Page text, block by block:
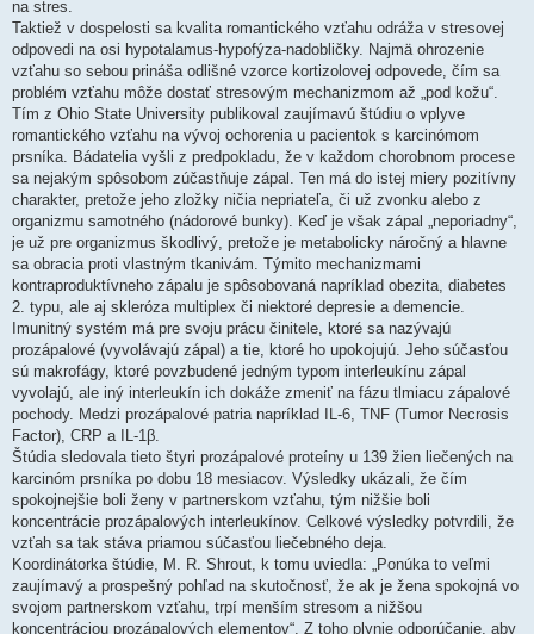
na stres.
​Taktiež v dospelosti sa kvalita romantického vzťahu odráža v stresovej
odpovedi na osi hypotalamus-hypofýza-nadobličky. Najmä ohrozenie
vzťahu so sebou prináša odlišné vzorce kortizolovej odpovede, čím sa
problém vzťahu môže dostať stresovým mechanizmom až „pod kožu“.
​Tím z Ohio State University publikoval zaujímavú štúdiu o vplyve
romantického vzťahu na vývoj ochorenia u pacientok s karcinómom
prsníka. Bádatelia vyšli z predpokladu, že v každom chorobnom procese
sa nejakým spôsobom zúčastňuje zápal. Ten má do istej miery pozitívny
charakter, pretože jeho zložky ničia nepriateľa, či už zvonku alebo z
organizmu samotného (nádorové bunky). Keď je však zápal „neporiadny“,
je už pre organizmus škodlivý, pretože je metabolicky náročný a hlavne
sa obracia proti vlastným tkanivám. Týmito mechanizmami
kontraproduktívneho zápalu je spôsobovaná napríklad obezita, diabetes
2. typu, ale aj skleróza multiplex či niektoré depresie a demencie.
​Imunitný systém má pre svoju prácu činitele, ktoré sa nazývajú
prozápalové (vyvolávajú zápal) a tie, ktoré ho upokojujú. Jeho súčasťou
sú makrofágy, ktoré povzbudené jedným typom interleukínu zápal
vyvolajú, ale iný interleukín ich dokáže zmeniť na fázu tlmiacu zápalové
pochody. Medzi prozápalové patria napríklad IL-6, TNF (Tumor Necrosis
Factor), CRP a IL-1β.
​Štúdia sledovala tieto štyri prozápalové proteíny u 139 žien liečených na
karcinóm prsníka po dobu 18 mesiacov. Výsledky ukázali, že čím
spokojnejšie boli ženy v partnerskom vzťahu, tým nižšie boli
koncentrácie prozápalových interleukínov. Celkové výsledky potvrdili, že
vzťah sa tak stáva priamou súčasťou liečebného deja.
​Koordinátorka štúdie, M. R. Shrout, k tomu uviedla: „Ponúka to veľmi
zaujímavý a prospešný pohľad na skutočnosť, že ak je žena spokojná vo
svojom partnerskom vzťahu, trpí menším stresom a nižšou
koncentráciou prozápalových elementov“. Z toho plynie odporúčanie, aby